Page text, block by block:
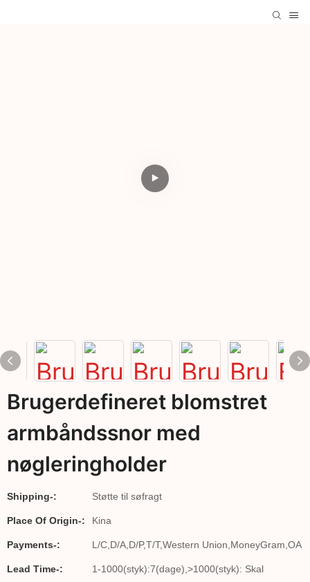
Brugerdefineret blomstret
armbåndssnor med
nøgleringholder
Shipping-: Støtte til søfragt
Place Of Origin-: Kina
Payments-: L/C,D/A,D/P,T/T,Western Union,MoneyGram,OA
Lead Time-:
1-1000(styk):7(dage),>1000(styk): Skal